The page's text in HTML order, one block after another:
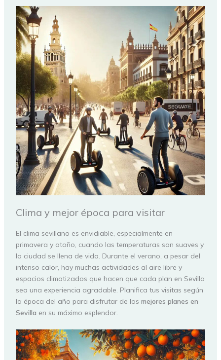
Clima y mejor época para visitar
El clima sevillano es envidiable, especialmente en
primavera y otoño, cuando las temperaturas son suaves y
la ciudad se llena de vida. Durante el verano, a pesar del
intenso calor, hay muchas actividades al aire libre y
espacios climatizados que hacen que cada plan en Sevilla
sea una experiencia agradable. Planifica tus visitas según
la época del año para disfrutar de los mejores planes en
Sevilla en su máximo esplendor.